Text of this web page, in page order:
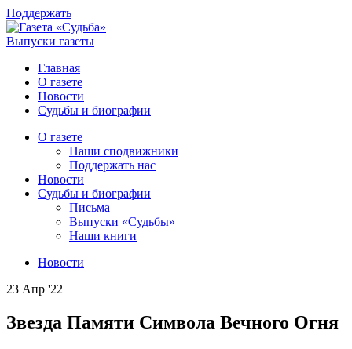
Поддержать
Выпуски газеты
Главная
О газете
Новости
Судьбы и биографии
О газете
Наши сподвижники
Поддержать нас
Новости
Судьбы и биографии
Письма
Выпуски «Судьбы»
Наши книги
Новости
23 Апр '22
Звезда Памяти Символа Вечного Огня